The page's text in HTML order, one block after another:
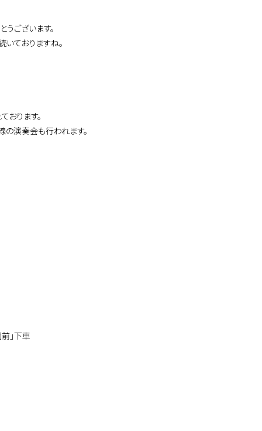
ございます。
ておりますね。
おります。
の演奏会も行われます。
」下車